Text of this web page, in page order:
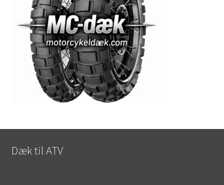
Dæk til ATV